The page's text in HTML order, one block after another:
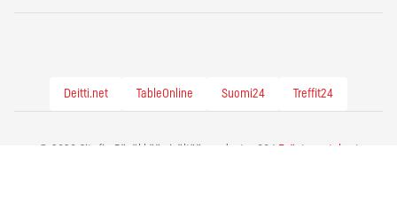
Deitti.net TableOnline Suomi24 Treffit24